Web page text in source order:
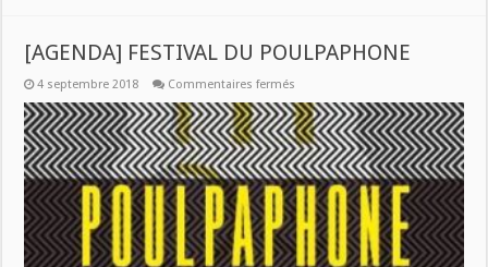
[AGENDA] FESTIVAL DU POULPAPHONE
4 septembre 2018 Commentaires fermés
FESTIVAL
DU
POULPAPHONE